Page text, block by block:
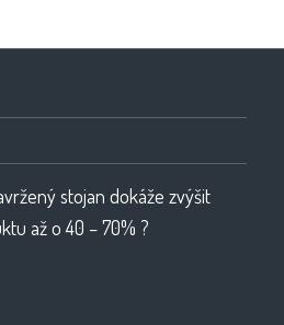
stojan dokáže zvýšit
až o 40 – 70% ?